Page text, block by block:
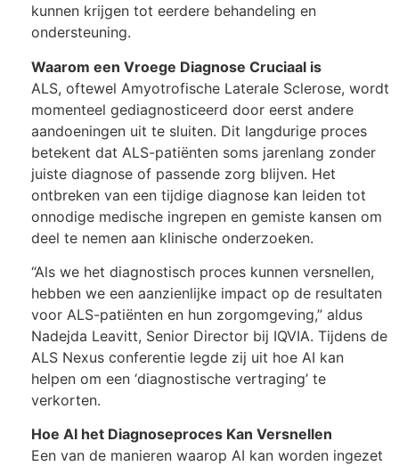
kunnen krijgen tot eerdere behandeling en
ondersteuning.
Waarom een Vroege Diagnose Cruciaal is
ALS, oftewel Amyotrofische Laterale Sclerose, wordt
momenteel gediagnosticeerd door eerst andere
aandoeningen uit te sluiten. Dit langdurige proces
betekent dat ALS-patiënten soms jarenlang zonder
juiste diagnose of passende zorg blijven. Het
ontbreken van een tijdige diagnose kan leiden tot
onnodige medische ingrepen en gemiste kansen om
deel te nemen aan klinische onderzoeken.
“Als we het diagnostisch proces kunnen versnellen,
hebben we een aanzienlijke impact op de resultaten
voor ALS-patiënten en hun zorgomgeving,” aldus
Nadejda Leavitt, Senior Director bij IQVIA. Tijdens de
ALS Nexus conferentie legde zij uit hoe AI kan
helpen om een ‘diagnostische vertraging’ te
verkorten.
Hoe AI het Diagnoseproces Kan Versnellen
Een van de manieren waarop AI kan worden ingezet